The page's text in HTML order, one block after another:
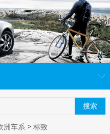
搜索
洲车系 > 标致